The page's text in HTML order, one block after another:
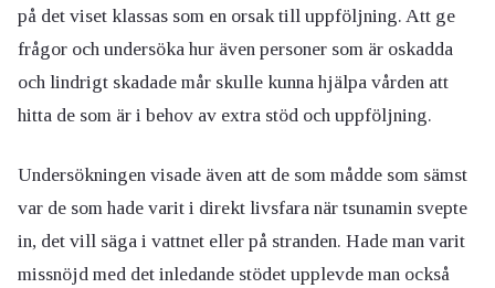
på det viset klassas som en orsak till uppföljning. Att ge
frågor och undersöka hur även personer som är oskadda
och lindrigt skadade mår skulle kunna hjälpa vården att
hitta de som är i behov av extra stöd och uppföljning.
Undersökningen visade även att de som mådde som sämst
var de som hade varit i direkt livsfara när tsunamin svepte
in, det vill säga i vattnet eller på stranden. Hade man varit
missnöjd med det inledande stödet upplevde man också